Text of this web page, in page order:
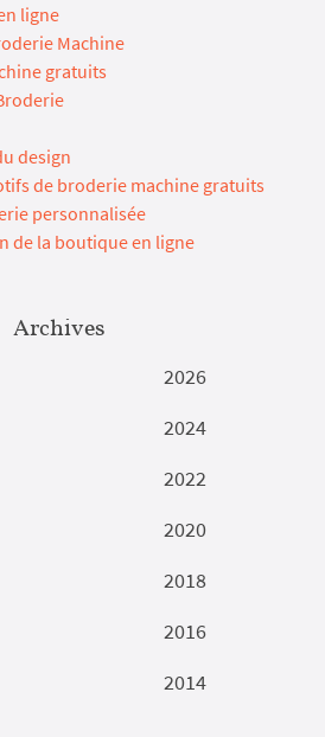
ligne
Machine
gratuits
design
de broderie machine gratuits
personnalisée
de la boutique en ligne
Archives
2026
2024
2022
2020
2018
2016
2014